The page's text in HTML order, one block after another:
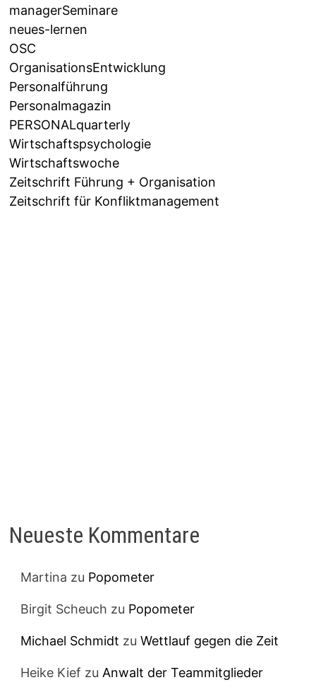
managerSeminare
neues-lernen
OSC
OrganisationsEntwicklung
Personalführung
Personalmagazin
PERSONALquarterly
Wirtschaftspsychologie
Wirtschaftswoche
Zeitschrift Führung + Organisation
Zeitschrift für Konfliktmanagement
Neueste Kommentare
Martina zu Popometer
Birgit Scheuch zu Popometer
Michael Schmidt zuWettlauf gegen die Zeit
Heike Kief zu Anwalt der Teammitglieder